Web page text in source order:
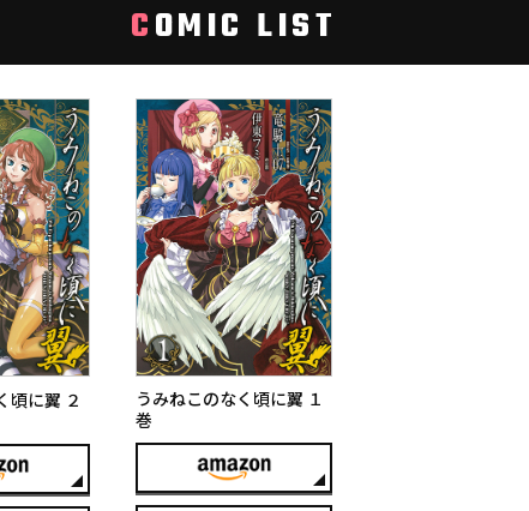
COMIC LIST
頃に翼 ２
うみねこのなく頃に翼 １
巻